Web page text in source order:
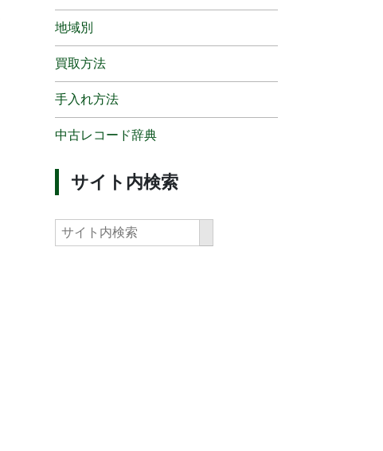
地域別
買取方法
手入れ方法
中古レコード辞典
サイト内検索